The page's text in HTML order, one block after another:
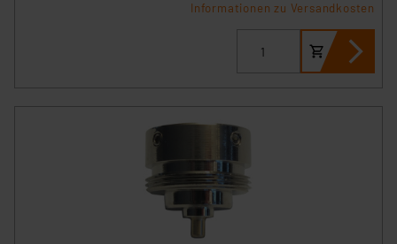
Informationen zu Versandkosten